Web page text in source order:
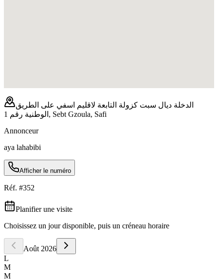
الدخلة ديال سبت كزولة التابعة لاقليم اسفي على الطريق
الوطنية رقم 1, Sebt Gzoula, Safi
Annonceur
aya lahabibi
Afficher le numéro
Réf. #352
Planifier une visite
Choisissez un jour disponible, puis un créneau horaire
Août 2026
L
M
M